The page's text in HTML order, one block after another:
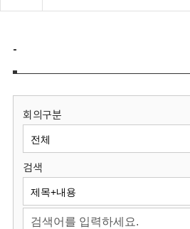
정
보
원
회
-
회의구분
검색